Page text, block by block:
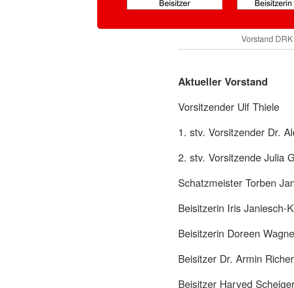
Vorstand
Aktueller Vorstand
Vorsitzender Ulf Thiele
1. stv. Vorsitzender Dr.
2. stv. Vorsitzende Julia
Schatzmeister Torben
Beisitzerin Iris Janiesch-
Beisitzerin Doreen
Beisitzer Dr. Armin
Beisitzer Harved